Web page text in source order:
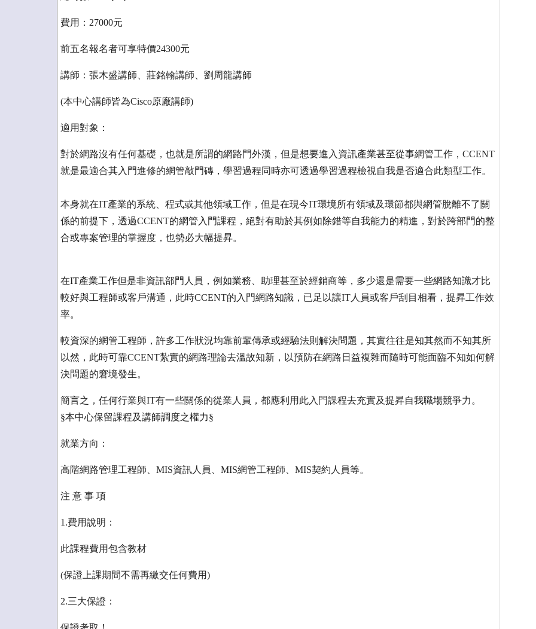
費用：27000元
前五名報名者可享特價24300元
講師：張木盛講師、莊銘翰講師、劉周龍講師
(本中心講師皆為Cisco原廠講師)
適用對象：
對於網路沒有任何基礎，也就是所謂的網路門外漢，但是想要進入資訊產業甚至從事網管工作，CCENT
就是最適合其入門進修的網管敲門磚，學習過程同時亦可透過學習過程檢視自我是否適合此類型工作。
本身就在IT產業的系統、程式或其他領域工作，但是在現今IT環境所有領域及環節都與網管脫離不了關
係的前提下，透過CCENT的網管入門課程，絕對有助於其例如除錯等自我能力的精進，對於跨部門的整
合或專案管理的掌握度，也勢必大幅提昇。
在IT產業工作但是非資訊部門人員，例如業務、助理甚至於經銷商等，多少還是需要一些網路知識才比
較好與工程師或客戶溝通，此時CCENT的入門網路知識，已足以讓IT人員或客戶刮目相看，提昇工作效
率。
較資深的網管工程師，許多工作狀況均靠前輩傳承或經驗法則解決問題，其實往往是知其然而不知其所
以然，此時可靠CCENT紮實的網路理論去溫故知新，以預防在網路日益複雜而隨時可能面臨不知如何解
決問題的窘境發生。
簡言之，任何行業與IT有一些關係的從業人員，都應利用此入門課程去充實及提昇自我職場競爭力。
§本中心保留課程及講師調度之權力§
就業方向：
高階網路管理工程師、MIS資訊人員、MIS網管工程師、MIS契約人員等。
注 意 事 項
1.費用說明：
此課程費用包含教材
(保證上課期間不需再繳交任何費用)
2.三大保證：